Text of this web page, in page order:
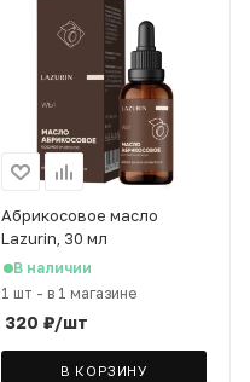
Абрикосовое масло
Lazurin, 30 мл
В наличии
1 шт - в 1 магазине
320 ₽/шт
В КОРЗИНУ